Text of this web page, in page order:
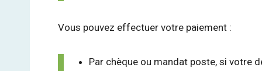
Vous pouvez effectuer votre paiement :
Par chèque ou mandat poste, si votre